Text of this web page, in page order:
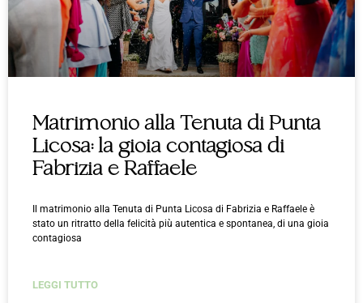
Matrimonio alla Tenuta di Punta
Licosa: la gioia contagiosa di
Fabrizia e Raffaele
Il matrimonio alla Tenuta di Punta Licosa di Fabrizia e Raffaele è
stato un ritratto della felicità più autentica e spontanea, di una gioia
contagiosa
LEGGI TUTTO